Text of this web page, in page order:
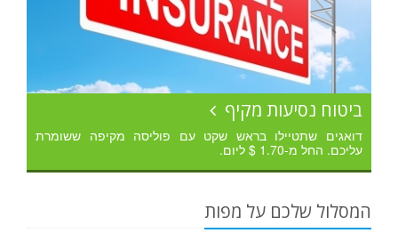
ביטוח נסיעות מקיף
דואגים שתטיילו בראש שקט עם פוליסה מקיפה ששומרת
עליכם. החל מ-1.70 $ ליום.
המסלול שלכם על מפות